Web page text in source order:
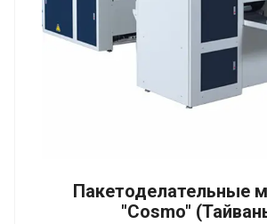
Пакетоделательные
"Cosmo"